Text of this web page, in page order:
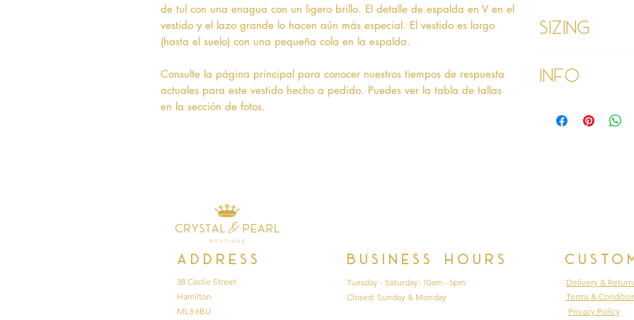
de tul con una enagua con un ligero brillo. El detalle de espalda en V en el
vestido y el lazo grande lo hacen aún más especial. El vestido es largo
(hasta el suelo) con una pequeña cola en la espalda.
Consulte la página principal para conocer nuestros tiempos de respuesta
actuales para este vestido hecho a pedido. Puedes ver la tabla de tallas
en la sección de fotos.
Sizing
Age 2 - Chest
60cm
Age 8 - Chest
87cm
Age 9 - Chest
88cm
Age 9 PLUS -
Info
Please read our
Address Business hours
38 Castle Street
Hamilton
ML3 6BU
Tuesday - Saturday: 10am - 5pm
Closed: Sunday & Monday
Delivery &
Terms &
Privacy Policy